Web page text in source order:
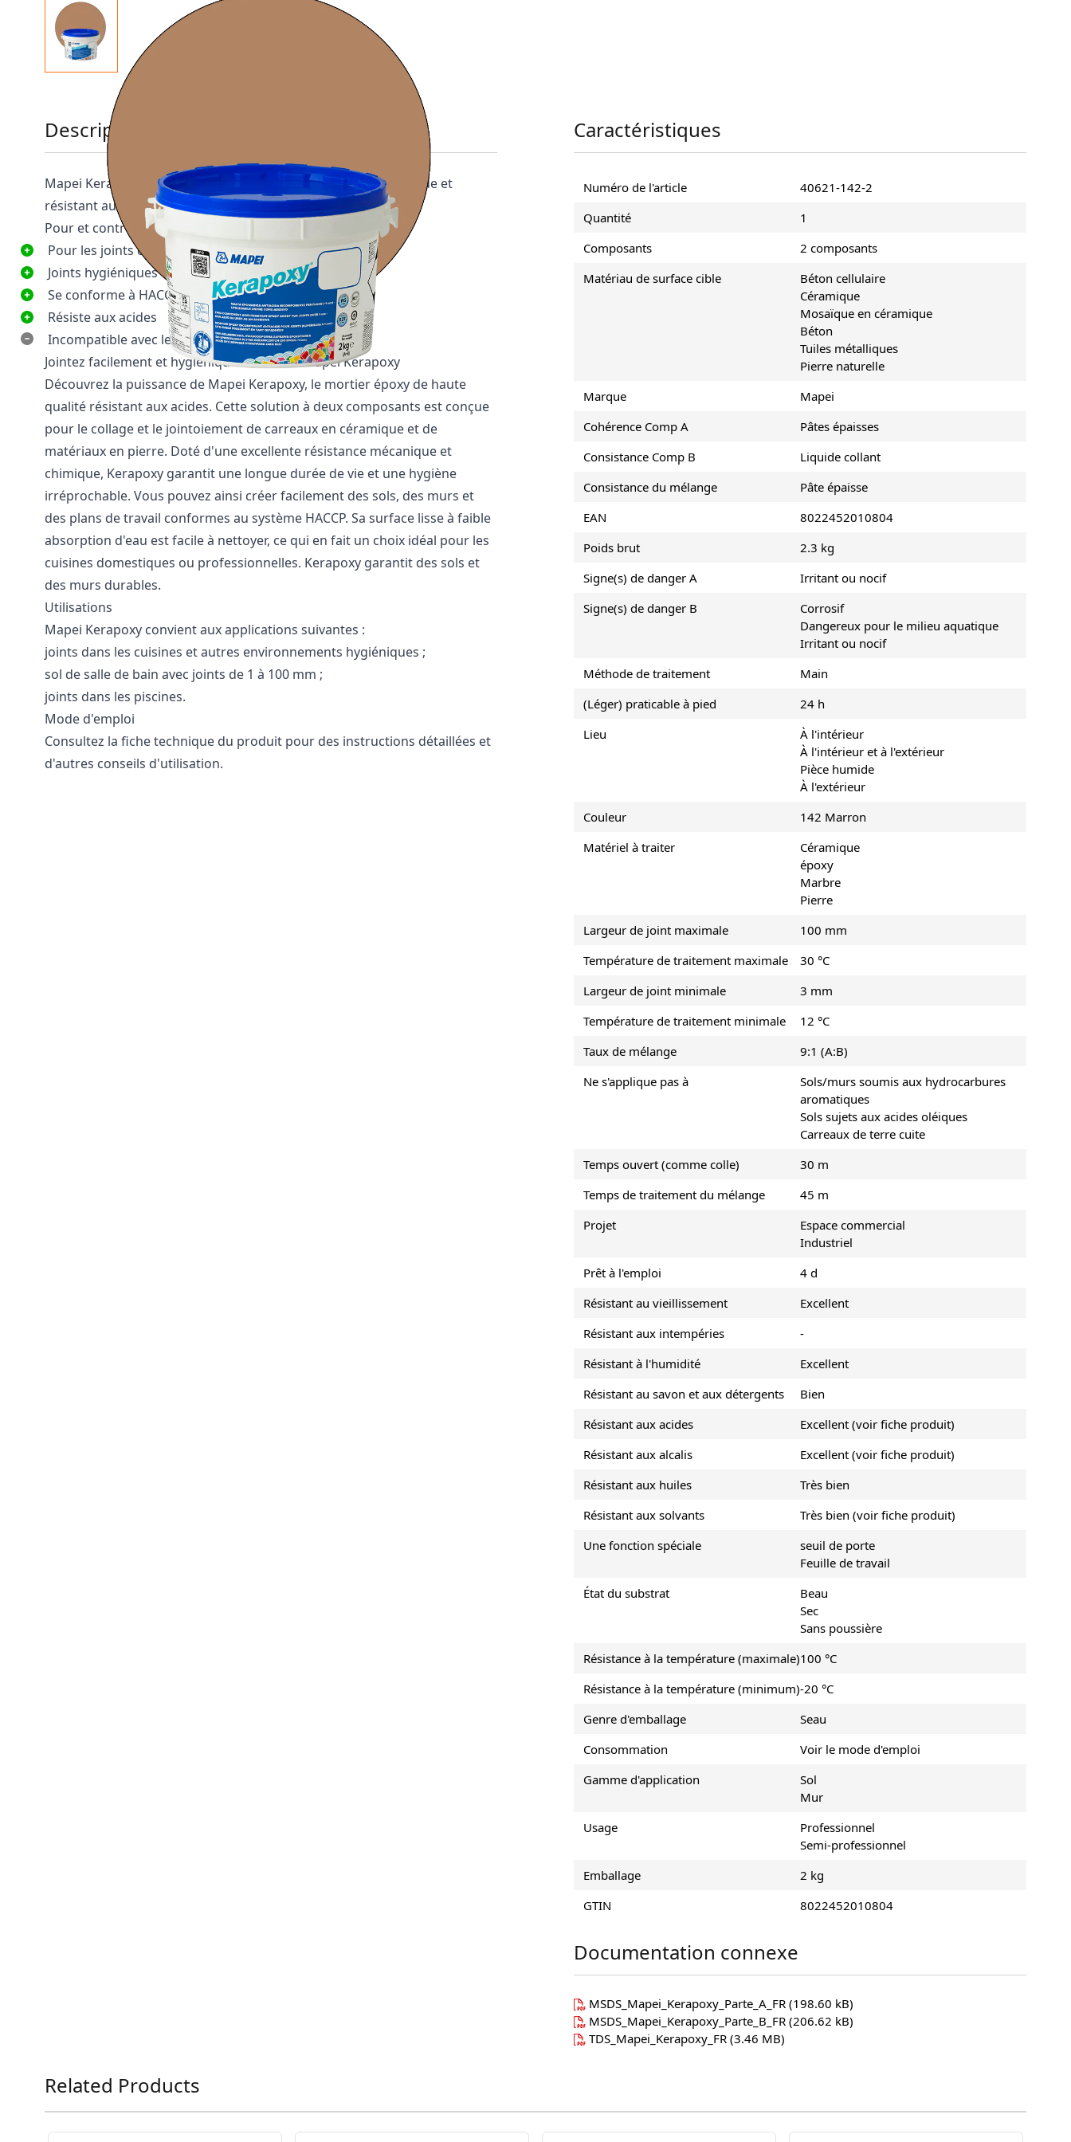
Description
Mapei Kerapoxy est un mortier de joint époxy relativement rigide et
résistant aux acides, à base de résine époxy.
Pour et contre
Pour les joints de 1 à 100 mm
Joints hygiéniques
Se conforme à HACCP
Résiste aux acides
Incompatible avec les carreaux en terre cuite
Jointez facilement et hygiéniquement avec Mapei Kerapoxy
Découvrez la puissance de Mapei Kerapoxy, le mortier époxy de haute
qualité résistant aux acides. Cette solution à deux composants est conçue
pour le collage et le jointoiement de carreaux en céramique et de
matériaux en pierre. Doté d'une excellente résistance mécanique et
chimique, Kerapoxy garantit une longue durée de vie et une hygiène
irréprochable. Vous pouvez ainsi créer facilement des sols, des murs et
des plans de travail conformes au système HACCP. Sa surface lisse à faible
absorption d'eau est facile à nettoyer, ce qui en fait un choix idéal pour les
cuisines domestiques ou professionnelles. Kerapoxy garantit des sols et
des murs durables.
Utilisations
Mapei Kerapoxy convient aux applications suivantes :
joints dans les cuisines et autres environnements hygiéniques ;
sol de salle de bain avec joints de 1 à 100 mm ;
joints dans les piscines.
Mode d'emploi
Consultez la fiche technique du produit pour des instructions détaillées et
d'autres conseils d'utilisation.
Caractéristiques
Numéro de l'article
40621-142-2
Quantité
1
Composants
2 composants
Matériau de surface cible
Béton cellulaire
Céramique
Mosaïque en céramique
Béton
Tuiles métalliques
Pierre naturelle
Marque
Mapei
Cohérence Comp A
Pâtes épaisses
Consistance Comp B
Liquide collant
Consistance du mélange
Pâte épaisse
EAN
8022452010804
Poids brut
2.3 kg
Signe(s) de danger A
Irritant ou nocif
Signe(s) de danger B
Corrosif
Dangereux pour le milieu aquatique
Irritant ou nocif
Méthode de traitement
Main
(Léger) praticable à pied
24 h
Lieu
À l'intérieur
À l'intérieur et à l'extérieur
Pièce humide
À l'extérieur
Couleur
142 Marron
Matériel à traiter
Céramique
époxy
Marbre
Pierre
Largeur de joint maximale
100 mm
Température de traitement maximale
30 °C
Largeur de joint minimale
3 mm
Température de traitement minimale
12 °C
Taux de mélange
9:1 (A:B)
Ne s'applique pas à
Sols/murs soumis aux hydrocarbures
aromatiques
Sols sujets aux acides oléiques
Carreaux de terre cuite
Temps ouvert (comme colle)
30 m
Temps de traitement du mélange
45 m
Projet
Espace commercial
Industriel
Prêt à l'emploi
4 d
Résistant au vieillissement
Excellent
Résistant aux intempéries
-
Résistant à l'humidité
Excellent
Résistant au savon et aux détergents
Bien
Résistant aux acides
Excellent (voir fiche produit)
Résistant aux alcalis
Excellent (voir fiche produit)
Résistant aux huiles
Très bien
Résistant aux solvants
Très bien (voir fiche produit)
Une fonction spéciale
seuil de porte
Feuille de travail
État du substrat
Beau
Sec
Sans poussière
Résistance à la température (maximale)100 °C
Résistance à la température (minimum)-20 °C
Genre d'emballage
Seau
Consommation
Voir le mode d'emploi
Gamme d'application
Sol
Mur
Usage
Professionnel
Semi-professionnel
Emballage
2 kg
GTIN
8022452010804
Documentation connexe
MSDS_Mapei_Kerapoxy_Parte_A_FR (198.60 kB)
MSDS_Mapei_Kerapoxy_Parte_B_FR (206.62 kB)
TDS_Mapei_Kerapoxy_FR (3.46 MB)
Press to skip carousel
Related Products